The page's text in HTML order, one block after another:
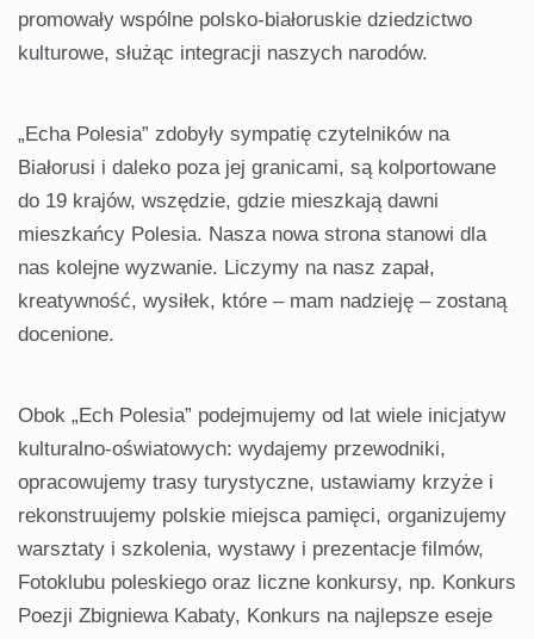
promowały wspólne polsko-białoruskie dziedzictwo
kulturowe, służąc integracji naszych narodów.
„Echa Polesia” zdobyły sympatię czytelników na
Białorusi i daleko poza jej granicami, są kolportowane
do 19 krajów, wszędzie, gdzie mieszkają dawni
mieszkańcy Polesia. Nasza nowa strona stanowi dla
nas kolejne wyzwanie. Liczymy na nasz zapał,
kreatywność, wysiłek, które – mam nadzieję – zostaną
docenione.
Obok „Ech Polesia” podejmujemy od lat wiele inicjatyw
kulturalno-oświatowych: wydajemy przewodniki,
opracowujemy trasy turystyczne, ustawiamy krzyże i
rekonstruujemy polskie miejsca pamięci, organizujemy
warsztaty i szkolenia, wystawy i prezentacje filmów,
Fotoklubu poleskiego oraz liczne konkursy, np. Konkurs
Poezji Zbigniewa Kabaty, Konkurs na najlepsze eseje